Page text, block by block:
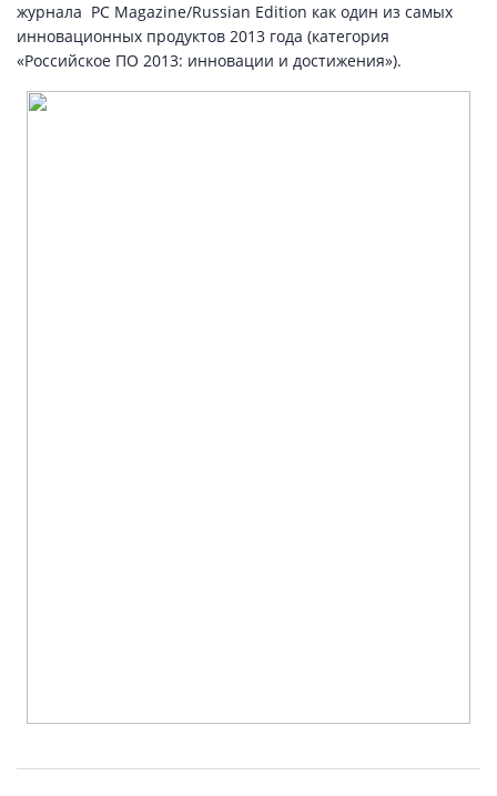
журнала PC Magazine/Russian Edition как один из самых
инновационных продуктов 2013 года (категория
«Российское ПО 2013: инновации и достижения»).